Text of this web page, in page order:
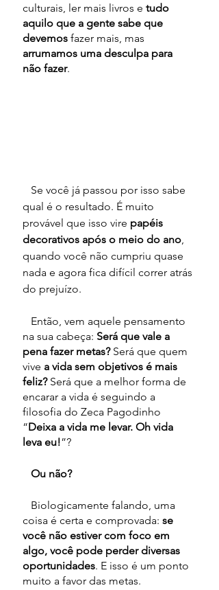
culturais, ler mais livros e tudo
aquilo que a gente sabe que
devemos fazer mais, mas
arrumamos uma desculpa para
não fazer.
qual é o resultado. É muito
provável que isso vire papéis
decorativos após o meio do ano,
quando você não cumpriu quase
nada e agora fica difícil correr atrás
do prejuízo.
na sua cabeça: Será que vale a
pena fazer metas? Será que quem
vive a vida sem objetivos é mais
feliz? Será que a melhor forma de
encarar a vida é seguindo a
filosofia do Zeca Pagodinho
“Deixa a vida me levar. Oh vida
leva eu!”?
   Ou não?
coisa é certa e comprovada: se
você não estiver com foco em
algo, você pode perder diversas
oportunidades. E isso é um ponto
muito a favor das metas.